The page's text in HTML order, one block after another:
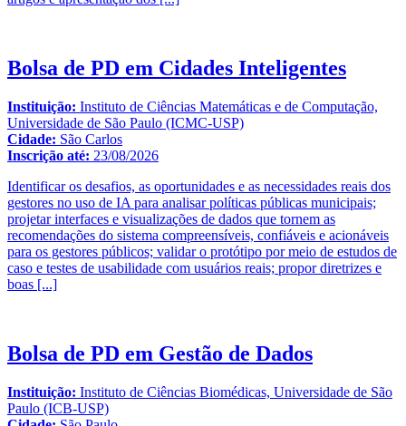
Bolsa de PD em Cidades Inteligentes
Instituição: Instituto de Ciências Matemáticas e de Computação,
Universidade de São Paulo (ICMC-USP)
Cidade: São Carlos
Inscrição até: 23/08/2026
Identificar os desafios, as oportunidades e as necessidades reais dos
gestores no uso de IA para analisar políticas públicas municipais;
projetar interfaces e visualizações de dados que tornem as
recomendações do sistema compreensíveis, confiáveis e acionáveis
para os gestores públicos; validar o protótipo por meio de estudos de
caso e testes de usabilidade com usuários reais; propor diretrizes e
boas [...]
Bolsa de PD em Gestão de Dados
Instituição: Instituto de Ciências Biomédicas, Universidade de São
Paulo (ICB-USP)